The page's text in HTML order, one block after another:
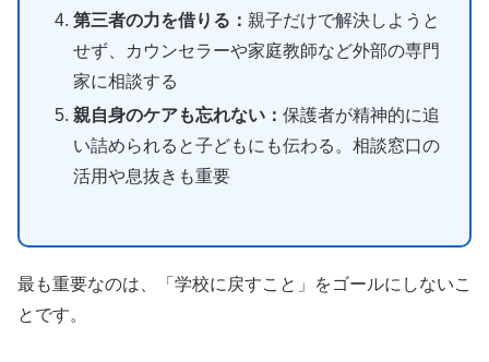
第三者の力を借りる： 親子だけで解決しようと
せず、カウンセラーや家庭教師など外部の専門
家に相談する
親自身のケアも忘れない：保護者が精神的に追
い詰められると子どもにも伝わる。相談窓口の
活用や息抜きも重要
最も重要なのは、「学校に戻すこと」をゴールにしないこ
とです。